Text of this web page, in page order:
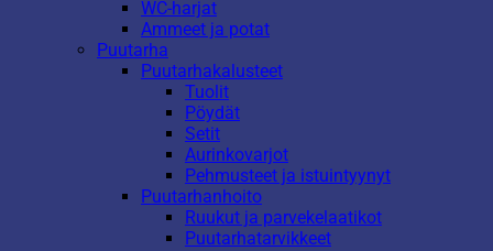
WC-harjat
Ammeet ja potat
Puutarha
Puutarhakalusteet
Tuolit
Pöydät
Setit
Aurinkovarjot
Pehmusteet ja istuintyynyt
Puutarhanhoito
Ruukut ja parvekelaatikot
Puutarhatarvikkeet